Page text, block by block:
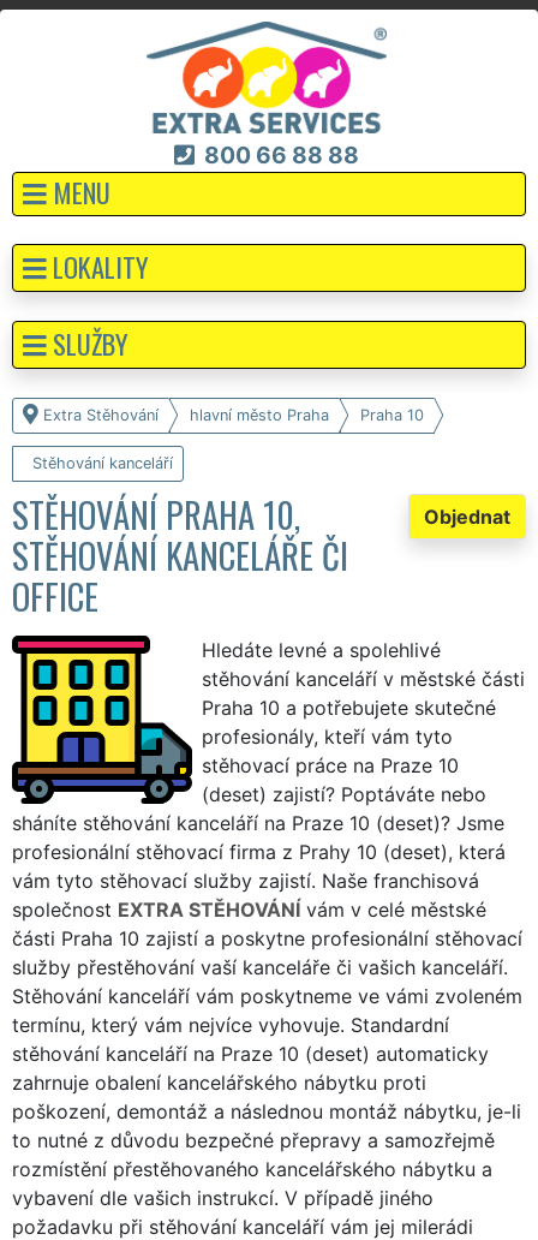
800 66 88 88
MENU
Extra Stěhování hlavní město Praha Praha 10
Stěhování kanceláří
Objednat
STĚHOVÁNÍ PRAHA 10,
STĚHOVÁNÍ KANCELÁŘE ČI
OFFICE
Hledáte levné a spolehlivé
stěhování kanceláří v městské části
Praha 10 a potřebujete skutečné
profesionály, kteří vám tyto
stěhovací práce na Praze 10
(deset) zajistí? Poptáváte nebo
sháníte stěhování kanceláří na Praze 10 (deset)? Jsme
profesionální stěhovací firma z Prahy 10 (deset), která
vám tyto stěhovací služby zajistí. Naše franchisová
společnost EXTRA STĚHOVÁNÍ vám v celé městské
části Praha 10 zajistí a poskytne profesionální stěhovací
služby přestěhování vaší kanceláře či vašich kanceláří.
Stěhování kanceláří vám poskytneme ve vámi zvoleném
termínu, který vám nejvíce vyhovuje. Standardní
stěhování kanceláří na Praze 10 (deset) automaticky
zahrnuje obalení kancelářského nábytku proti
poškození, demontáž a následnou montáž nábytku, je-li
to nutné z důvodu bezpečné přepravy a samozřejmě
rozmístění přestěhovaného kancelářského nábytku a
vybavení dle vašich instrukcí. V případě jiného
požadavku při stěhování kanceláří vám jej milerádi
LOKALITY
SLUŽBY